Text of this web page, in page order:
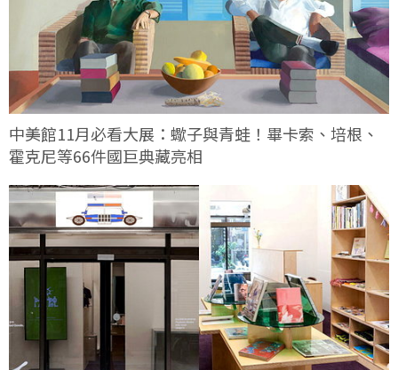
中美館11月必看大展：蠍子與青蛙！畢卡索、培根、
霍克尼等66件國巨典藏亮相